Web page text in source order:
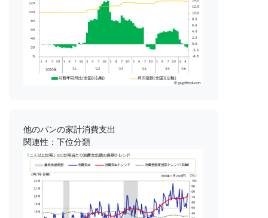
他のパンの家計消費支出
関連性：下位分類